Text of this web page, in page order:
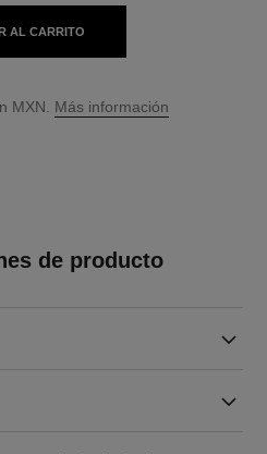
AL CARRITO
MXN. Más información
de producto